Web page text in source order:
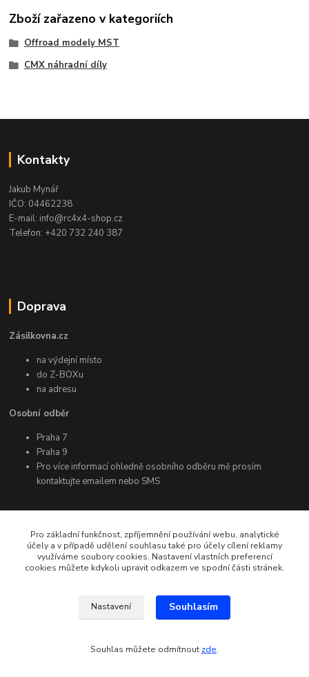
Zboží zařazeno v kategoriích
Offroad modely MST
CMX náhradní díly
Kontakty
Jakub Mynář
IČO: 04462238
E-mail: info@rc4x4-shop.cz
Telefon: +420 732 240 387
Doprava
Zásilkovna.cz
na výdejní místo
do Z-BOXu
na adresu
Osobní odběr
Praha 7
Praha 9
Pro více informací ohledně osobního odběru mě prosím
kontaktujte emailem nebo SMS
Další informace
Facebook
Instagram
Pro základní funkčnost, zpříjemnění používání webu, analytické
účely a v případě udělení souhlasu také pro účely cílení reklamy
využíváme soubory cookies. Nastavení vlastních preferencí
cookies můžete kdykoli upravit odkazem ve spodní části stránek.
Nastavení Souhlasím
Souhlas můžete odmítnout zde.